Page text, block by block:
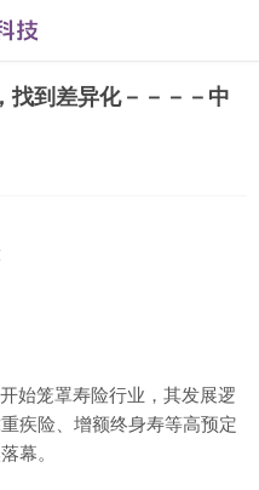
找到差异化－－－－中
始笼罩寿险行业，其发展逻
疾险、增额终身寿等高预定
幕。